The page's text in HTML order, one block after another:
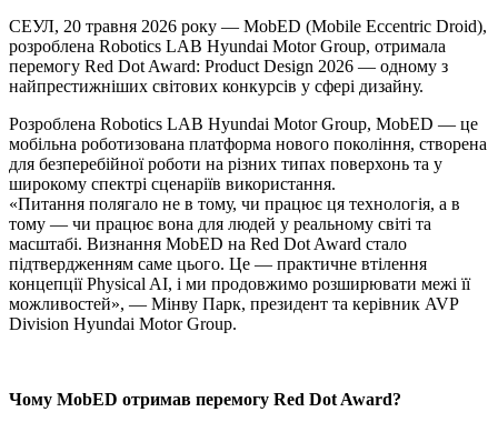
СЕУЛ, 20 травня 2026 року — MobED (Mobile Eccentric Droid),
розроблена Robotics LAB Hyundai Motor Group, отримала
перемогу Red Dot Award: Product Design 2026 — одному з
найпрестижніших світових конкурсів у сфері дизайну.
Розроблена Robotics LAB Hyundai Motor Group, MobED — це
мобільна роботизована платформа нового покоління, створена
для безперебійної роботи на різних типах поверхонь та у
широкому спектрі сценаріїв використання.
«Питання полягало не в тому, чи працює ця технологія, а в
тому — чи працює вона для людей у реальному світі та
масштабі. Визнання MobED на Red Dot Award стало
підтвердженням саме цього. Це — практичне втілення
концепції Physical AI, і ми продовжимо розширювати межі її
можливостей», — Мінву Парк, президент та керівник AVP
Division Hyundai Motor Group.
Чому MobED отримав перемогу Red Dot Award?